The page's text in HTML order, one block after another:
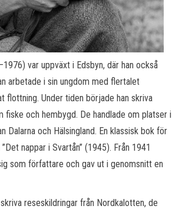
var uppväxt i Edsbyn, där han också
arbetade i sin ungdom med flertalet
flottning. Under tiden började han skriva
fiske och hembygd. De handlade om platser i
Dalarna och Hälsingland. En klassisk bok för
nappar i Svartån” (1945). Från 1941
som författare och gav ut i genomsnitt en
reseskildringar från Nordkalotten, de